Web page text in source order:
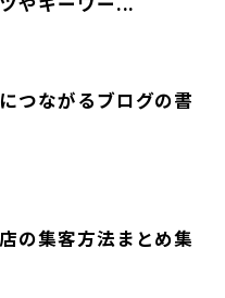
つながるブログの書
の集客方法まとめ集